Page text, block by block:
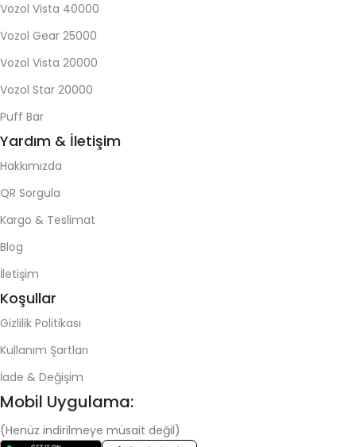
Vozol Vista 40000
Vozol Gear 25000
Vozol Vista 20000
Vozol Star 20000
Puff Bar
Yardım & İletişim
Hakkımızda
QR Sorgula
Kargo & Teslimat
Blog
İletişim
Koşullar
Gizlilik Politikası
Kullanım Şartları
İade & Değişim
Mobil Uygulama:
(Henüz indirilmeye müsait değil)